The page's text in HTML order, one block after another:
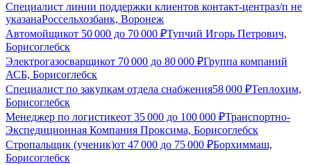
Специалист линии поддержки клиентов контакт-центраз/п не
указанаРоссельхозбанк, Воронеж
Автомойщикот 50 000 до 70 000 ₽Тупчий Игорь Петрович,
Борисоглебск
Электрогазосварщикот 70 000 до 80 000 ₽Группа компаний
АСБ, Борисоглебск
Специалист по закупкам отдела снабжения58 000 ₽Теплохим,
Борисоглебск
Менеджер по логистикеот 35 000 до 100 000 ₽Транспортно-
Экспедиционная Компания Проксима, Борисоглебск
Стропальщик (ученик)от 47 000 до 75 000 ₽Борхиммаш,
Борисоглебск